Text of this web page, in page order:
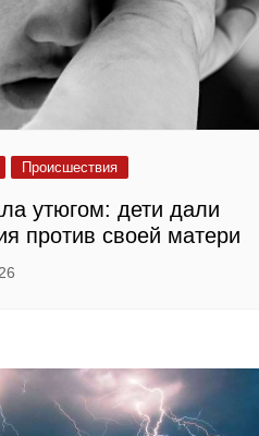
Происшествия
утюгом: дети дали
против своей матери